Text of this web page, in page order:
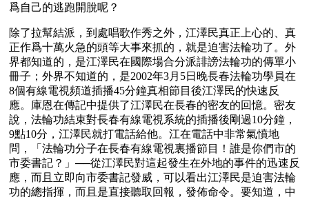
爲自己的逃跑開脫呢？
除了拉幫結派，到處唱歌作秀之外，江澤民真正上心的、真
正作爲十萬火急的頭等大事來抓的，就是迫害法輪功了。外
界都知道的，是江澤民在國際場合分派誹謗法輪功的傳單小
冊子；外界不知道的，是2002年3月5日晚長春法輪功學員在
8個有線電視頻道插播45分鐘真相節目後江澤民的快速反
應。庫恩在傳記中提供了江澤民在長春的密友的回憶。密友
說，法輪功結束對長春有線電視系統的插播後剛過10分鐘，
9點10分，江澤民就打電話給他。江在電話中非常氣憤地
問，「法輪功分子在長春有線電視裏播節目！誰是你們市的
市委書記？」──從江澤民對這起發生在外地的事件的迅速反
應，而且立即向市委書記發威，可以看出江澤民是迫害法輪
功的總指揮，而且是直接聽取回報，發佈命令。要知道，中